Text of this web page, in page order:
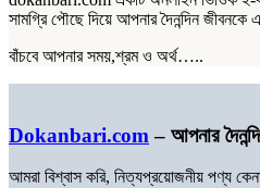
সামগ্রি পৌছে দিয়ে আপনার দৈনন্দিন
বাঁচবে আপনার সময়,শ্রম ও অর্থ…..
Dokanbari.com – আপনার
আমরা বিশ্বাস করি, নিত্যপ্রয়োজনীয় পণ্য